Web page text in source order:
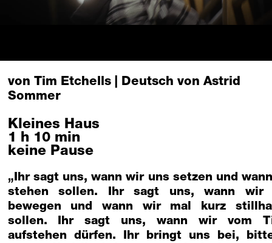
von Tim Etchells | Deutsch von Astrid
Sommer
Kleines Haus
1 h 10 min
keine Pause
„Ihr sagt uns, wann wir uns setzen und
stehen sollen. Ihr sagt uns, wann wir
bewegen und wann wir mal kurz
sollen. Ihr sagt uns, wann wir vom
aufstehen dürfen. Ihr bringt uns bei,